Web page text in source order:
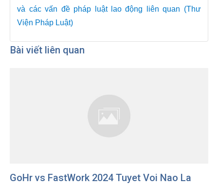
và các vấn đề pháp luật lao động liên quan (Thư
Viện Pháp Luật)
Bài viết liên quan
GoHr vs FastWork 2024 Tuyet Voi Nao La